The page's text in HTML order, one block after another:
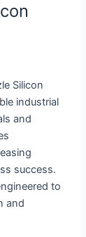
Silicon
industrial
and
success.
to
and